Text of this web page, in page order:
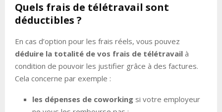
Quels frais de télétravail sont
déductibles ?
En cas d’option pour les frais réels, vous pouvez
déduire la totalité de vos frais de télétravail à
condition de pouvoir les justifier grâce à des factures.
Cela concerne par exemple :
les dépenses de coworking si votre employeur